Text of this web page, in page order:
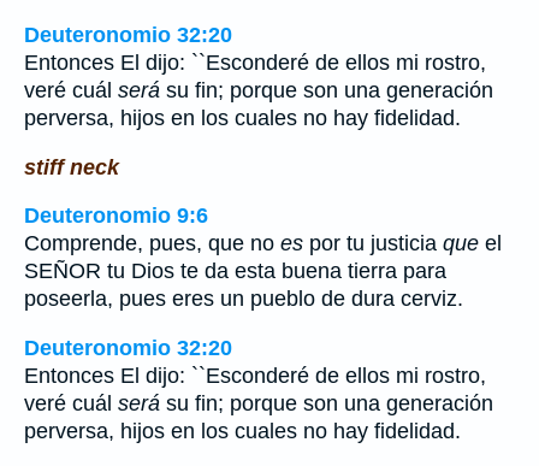
Deuteronomio 32:20
Entonces El dijo: ``Esconderé de ellos mi rostro,
veré cuál será su fin; porque son una generación
perversa, hijos en los cuales no hay fidelidad.
stiff neck
Deuteronomio 9:6
Comprende, pues, que no es por tu justicia que el
SEÑOR tu Dios te da esta buena tierra para
poseerla, pues eres un pueblo de dura cerviz.
Deuteronomio 32:20
Entonces El dijo: ``Esconderé de ellos mi rostro,
veré cuál será su fin; porque son una generación
perversa, hijos en los cuales no hay fidelidad.